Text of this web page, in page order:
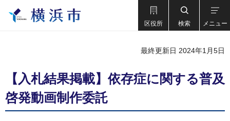
区役所 検索 メニュー
最終更新日 2024年1月5日
【入札結果掲載】依存症に関する普及
啓発動画制作委託